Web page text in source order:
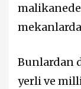
Bunlardan
yerli ve